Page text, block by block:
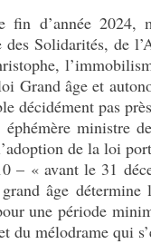
fin d’année 2024,
Solidarités, de
Grand âge et
décidément pas
éphémère ministre
de la loi
– « avant le 31
âge détermine
une période
du mélodrame qui